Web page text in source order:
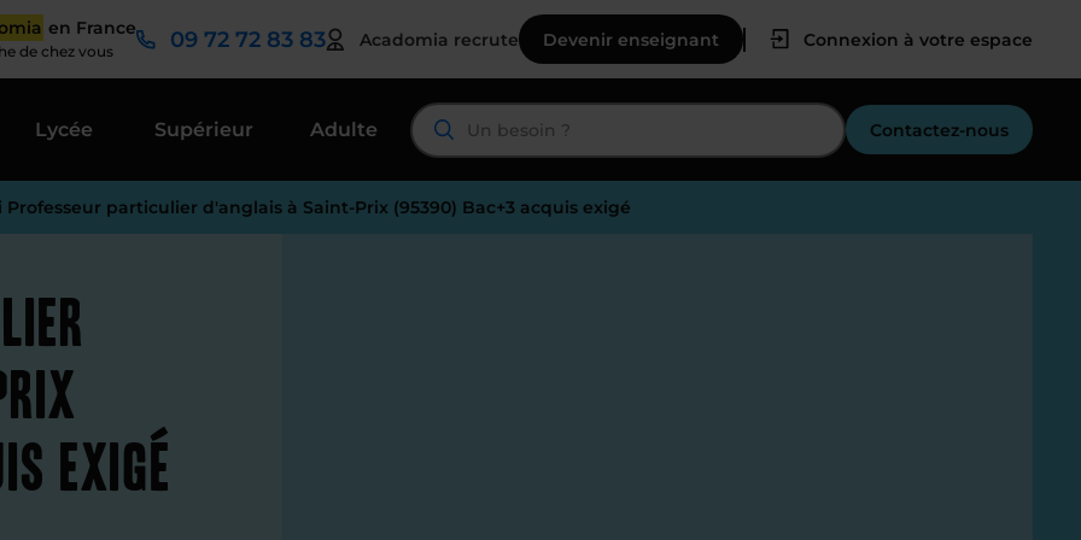
en France
de chez vous 09 72 72 83 83 Acadomia recrute Devenir enseignant Connexion à votre espace
Lycée Supérieur Adulte Contactez-nous
Professeur particulier d'anglais à Saint-Prix (95390) Bac+3 acquis exigé
exigé